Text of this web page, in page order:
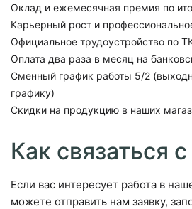
Оклад и ежемесячная премия по
Карьерный рост и
Официальное трудоустройство по
Оплата два раза в месяц на
Сменный график работы 5/2
графику)
Скидки на продукцию в наших
Как связаться
Если вас интересует работа в
можете отправить нам заявку,